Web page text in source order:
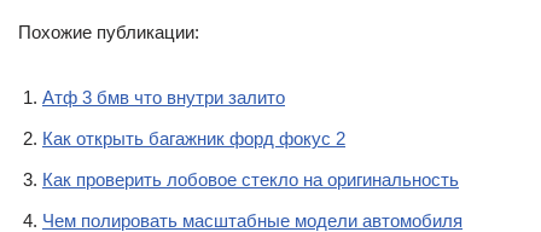
Похожие публикации:
Атф 3 бмв что внутри залито
Как открыть багажник форд фокус 2
Как проверить лобовое стекло на оригинальность
Чем полировать масштабные модели автомобиля